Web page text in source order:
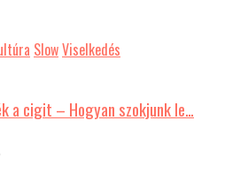
SlowViselkedés
a cigit – Hogyan szokjunk le…